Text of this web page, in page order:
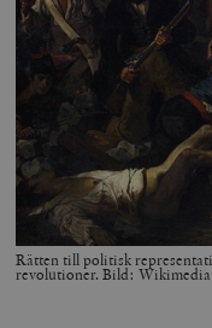
Rätten till politisk
revolutioner. Bild: Wikimedia